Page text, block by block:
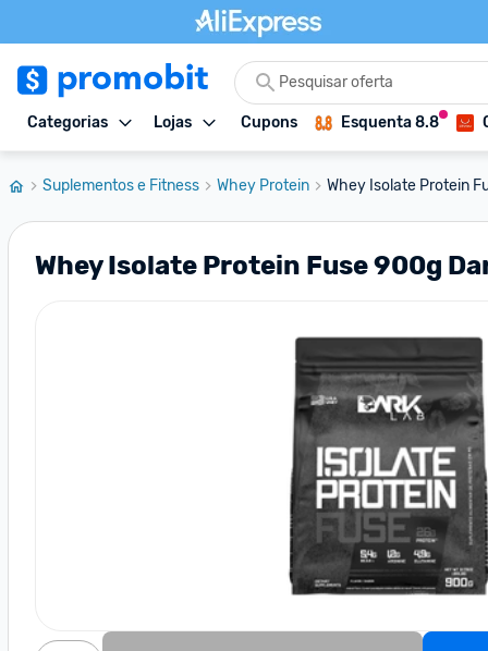
Categorias Lojas Cupons Esquenta 8.8
Suplementos e Fitness Whey Protein Whey Isolate Protein
Whey Isolate Protein Fuse 900g